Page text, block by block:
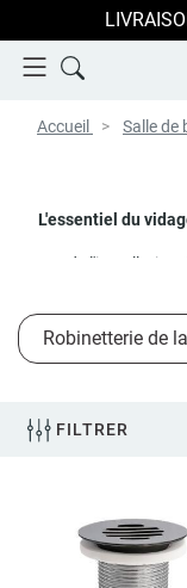
Accueil Salle de
L'essentiel du
Lors de l'installation
l'étanchéité et
sélection en
configuration :
noir mat ou des
Robinetterie de
FILTRER